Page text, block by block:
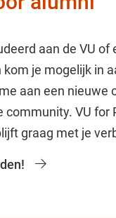
aan de VU
kom je mogelijk in
aan een nieuwe
community. VU
graag met je